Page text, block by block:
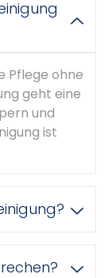
Pflege ohne
geht eine
und
ist